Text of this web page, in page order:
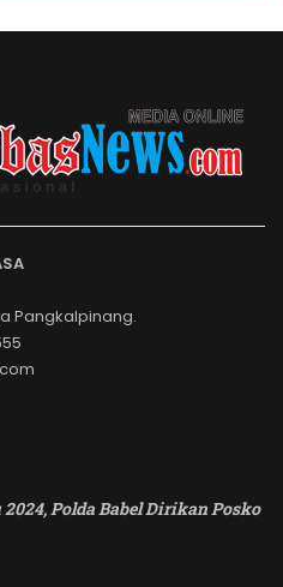
Pangkalpinang.
Polda Babel Dirikan Posko